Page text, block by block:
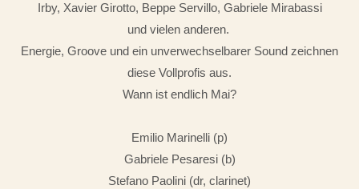
Irby, Xavier Girotto, Beppe Servillo, Gabriele Mirabassi
und vielen anderen.
Energie, Groove und ein unverwechselbarer Sound zeichnen
diese Vollprofis aus.
Wann ist endlich Mai?
Emilio Marinelli (p)
Gabriele Pesaresi (b)
Stefano Paolini (dr, clarinet)